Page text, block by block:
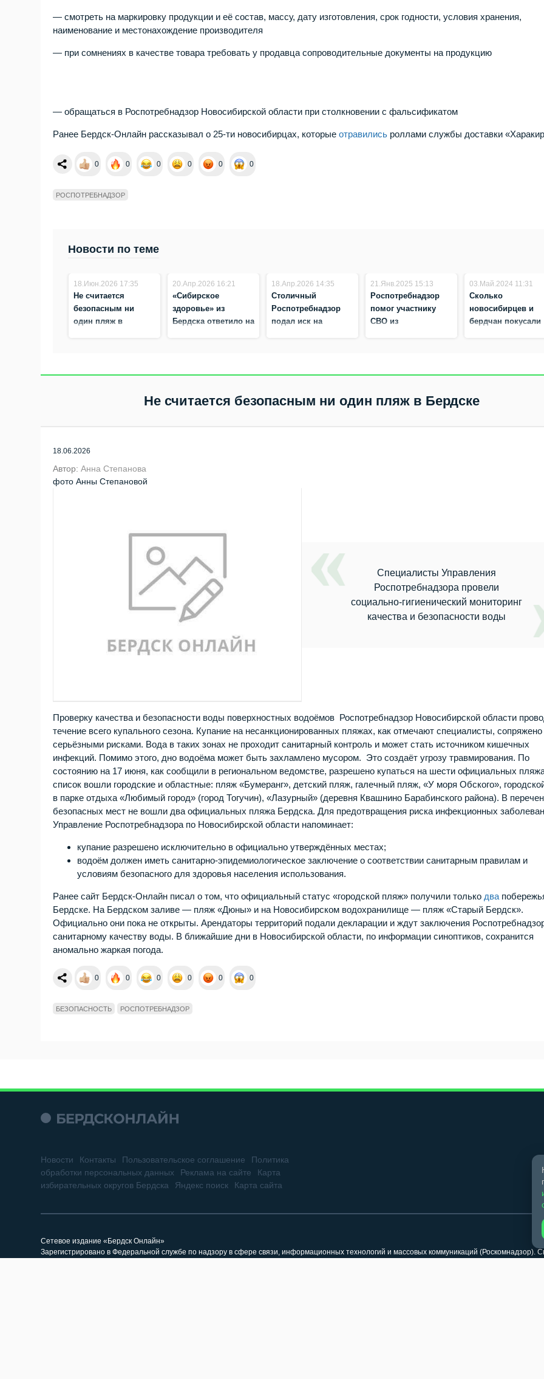
— смотреть на маркировку продукции и её состав, массу, дату изготовления, срок годности, условия хранения,
наименование и местонахождение производителя
— при сомнениях в качестве товара требовать у продавца сопроводительные документы на продукцию
— обращаться в Роспотребнадзор Новосибирской области при столкновении с фальсификатом
Ранее Бердск-Онлайн рассказывал о 25-ти новосибирцах, которыеотравились роллами службы доставки
0 0 0 0 0 0
РОСПОТРЕБНАДЗОР
Новости по теме
18.Июн.2026 17:35
Не считается
безопасным ни
один пляж в
20.Апр.2026 16:21
«Сибирское
здоровье» из
Бердска ответило на
технический сбой
18.Апр.2026 14:35
Столичный
Роспотребнадзор
подал иск на
21.Янв.2025 15:13
Роспотребнадзор
помог участнику
СВО из
перелет
03.Май.2024 11:31
Сколько
новосибирцев и
бердчан покусали
Не считается безопасным ни один пляж в Бердске
18.06.2026
Автор:Анна Степанова
фото Анны Степановой
Специалисты Управления
Роспотребнадзора провели
социально-гигиенический мониторинг
качества и безопасности воды
Проверку качества и безопасности воды поверхностных водоёмов Роспотребнадзор Новосибирской области
течение всего купального сезона. Купание на несанкционированных пляжах, как отмечают специалисты, сопряжено
серьёзными рисками. Вода в таких зонах не проходит санитарный контроль и может стать источником кишечных
инфекций. Помимо этого, дно водоёма может быть захламлено мусором. Это создаёт угрозу травмирования. По
состоянию на 17 июня, как сообщили в региональном ведомстве, разрешено купаться на шести официальных
список вошли городские и областные: пляж «Бумеранг», детский пляж, галечный пляж, «У моря Обского»,
в парке отдыха «Любимый город» (город Тогучин), «Лазурный» (деревня Квашнино Барабинского района). В
безопасных мест не вошли два официальных пляжа Бердска. Для предотвращения риска инфекционных
Управление Роспотребнадзора по Новосибирской области напоминает:
купание разрешено исключительно в официально утверждённых местах;
водоём должен иметь санитарно-эпидемиологическое заключение о соответствии санитарным правилам и
условиям безопасного для здоровья населения использования.
Ранее сайт Бердск-Онлайн писал о том, что официальный статус «городской пляж» получили только два
Бердске. На Бердском заливе — пляж «Дюны» и на Новосибирском водохранилище — пляж «Старый Бердск».
Официально они пока не открыты. Арендаторы территорий подали декларации и ждут заключения
санитарному качеству воды. В ближайшие дни в Новосибирской области, по информации синоптиков, сохранится
аномально жаркая погода.
0 0 0 0 0 0
БЕЗОПАСНОСТЬ РОСПОТРЕБНАДЗОР
Новости Контакты Пользовательское соглашение
Политика
обработки персональных данных
Реклама на сайте
Карта
избирательных округов Бердска
Яндекс поиск Карта сайта
Сетевое издание «Бердск Онлайн»
Зарегистрировано в Федеральной службе по надзору в сфере связи, информационных технологий и массовых коммуникаций